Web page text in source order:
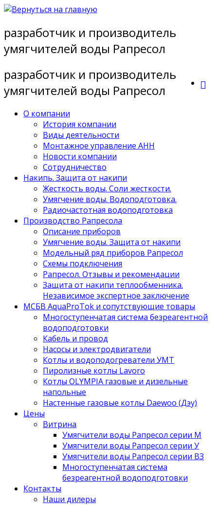
Перейти
содержимому
разработчик и производитель
умягчителей воды Рапресол
разработчик и производитель
умягчителей воды Рапресол
О компании
История компании
Виды деятельности
Монтажное управление АНН
Новости компании
Сотрудничество
Накипь. Защита от накипи
Жесткость воды. Соли жесткости.
Умягчение воды. Водоподготовка.
Радиочастотная водоподготовка
Производство Рапресола
Описание приборов
Умягчение воды. Защита от накипи
Модельный ряд приборов Рапресол
Схемы подключения
Рапресол. Отзывы и рекомендации
Защита от накипи теплообменника.
Независимое экспертное заключение
МСБВ AquaProTok и сопутствующие товары
Многоступенчатая система безреагентной
водоподготовки
Кабель и провод
Насосы и электродвигатели
Котлы и водоподогреватели УМТ
Пиролизные котлы Lavoro
Котлы OLYMPIA газовые и дизельные
напольные
Настенные газовые котлы Daewoo (Дэу)
Цены
Витрина
Умягчители воды Рапресол серии М
Умягчители воды Рапресол серии У
Умягчители воды Рапресол серии ВЗ
Многоступенчатая система
безреагентной водоподготовки
Контакты
Наши дилеры